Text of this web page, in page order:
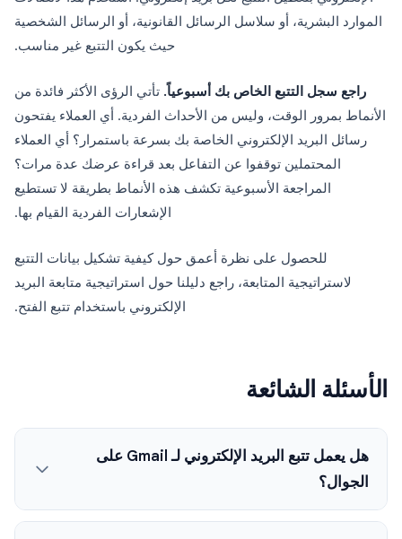
الموارد البشرية، أو سلاسل الرسائل القانونية، أو الرسائل الشخصية
حيث يكون التتبع غير مناسب.
راجع سجل التتبع الخاص بك أسبوعياً. تأتي الرؤى الأكثر فائدة من
الأنماط بمرور الوقت، وليس من الأحداث الفردية. أي العملاء يفتحون
رسائل البريد الإلكتروني الخاصة بك بسرعة باستمرار؟ أي العملاء
المحتملين توقفوا عن التفاعل بعد قراءة عرضك عدة مرات؟
المراجعة الأسبوعية تكشف هذه الأنماط بطريقة لا تستطيع
الإشعارات الفردية القيام بها.
للحصول على نظرة أعمق حول كيفية تشكيل بيانات التتبع
لاستراتيجية المتابعة، راجع دليلنا حول استراتيجية متابعة البريد
الإلكتروني باستخدام تتبع الفتح.
الأسئلة الشائعة
هل يعمل تتبع البريد الإلكتروني لـ Gmail على
الجوال؟